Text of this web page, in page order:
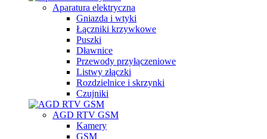
Aparatura elektryczna
Gniazda i wtyki
Łączniki krzywkowe
Puszki
Dławnice
Przewody przyłączeniowe
Listwy złączki
Rozdzielnice i skrzynki
Czujniki
AGD RTV GSM
Kamery
GSM